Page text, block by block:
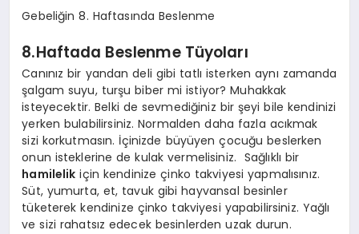
Gebeliğin 8. Haftasında Beslenme
8.Haftada Beslenme Tüyoları
Canınız bir yandan deli gibi tatlı isterken aynı zamanda
şalgam suyu, turşu biber mi istiyor? Muhakkak
isteyecektir. Belki de sevmediğiniz bir şeyi bile kendinizi
yerken bulabilirsiniz. Normalden daha fazla acıkmak
sizi korkutmasın. İçinizde büyüyen çocuğu beslerken
onun isteklerine de kulak vermelisiniz. Sağlıklı bir
hamilelik için kendinize çinko takviyesi yapmalısınız.
Süt, yumurta, et, tavuk gibi hayvansal besinler
tüketerek kendinize çinko takviyesi yapabilirsiniz. Yağlı
ve sizi rahatsız edecek besinlerden uzak durun.